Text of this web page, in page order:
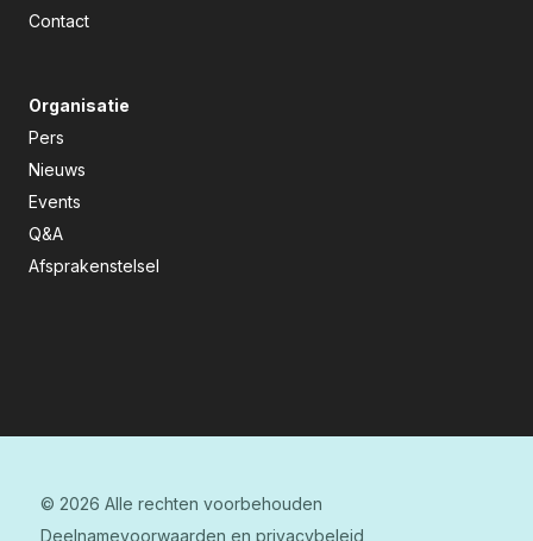
Contact
Organisatie
Pers
Nieuws
Events
Q&A
Afsprakenstelsel
© 2026 Alle rechten voorbehouden
Deelnamevoorwaarden en privacybeleid